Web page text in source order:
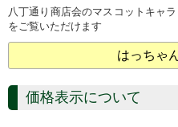
八丁通り商店会のマスコットキャ
をご覧いただけます
はっちゃ
価格表示について